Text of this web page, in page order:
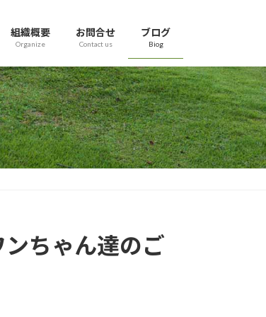
組織概要
Organize
お問合せ
Contact us
ブログ
Biog
ちゃん達のご